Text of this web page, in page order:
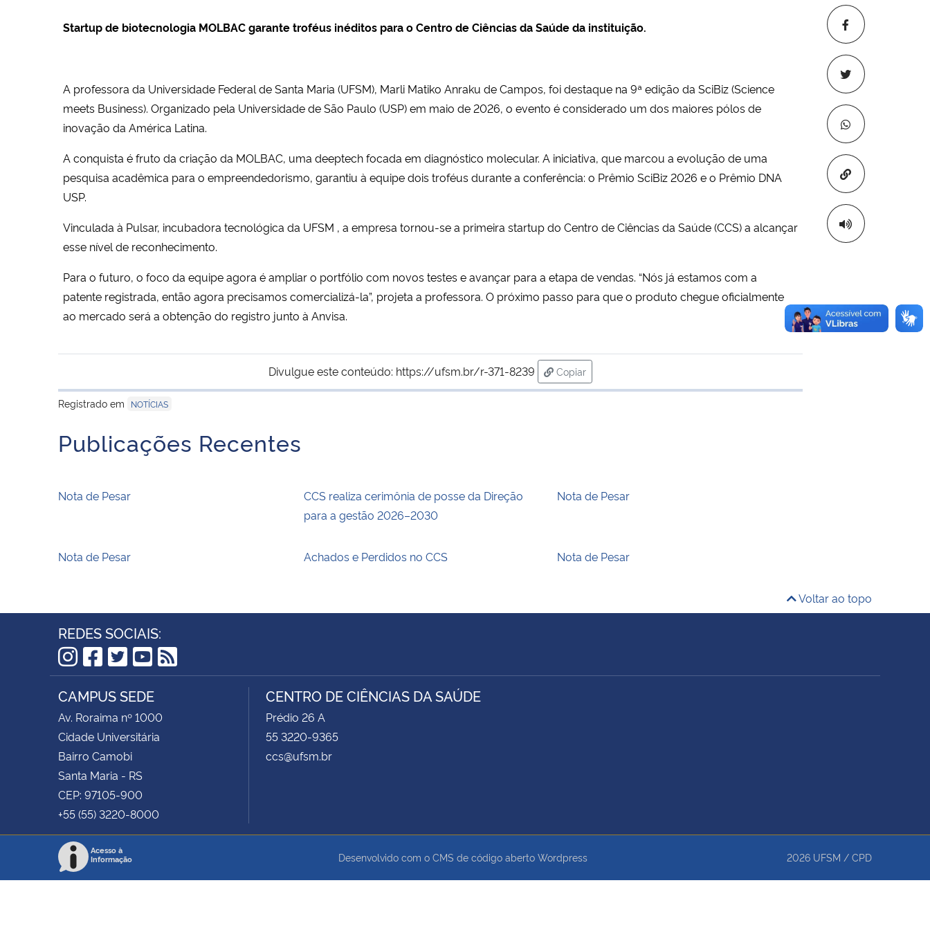
Copiar para
Startup de biotecnologia MOLBAC garante troféus inéditos para o Centro de Ciências da Saúde da instituição.
A professora da Universidade Federal de Santa Maria (UFSM), Marli Matiko Anraku de Campos, foi destaque na 9ª edição da SciBiz (Science
meets Business). Organizado pela Universidade de São Paulo (USP) em maio de 2026, o evento é considerado um dos maiores pólos de
inovação da América Latina.
A conquista é fruto da criação da MOLBAC, uma deeptech focada em diagnóstico molecular. A iniciativa, que marcou a evolução de uma
pesquisa acadêmica para o empreendedorismo, garantiu à equipe dois troféus durante a conferência: o Prêmio SciBiz 2026 e o Prêmio DNA
USP.
Vinculada à Pulsar, incubadora tecnológica da UFSM , a empresa tornou-se a primeira startup do Centro de Ciências da Saúde (CCS) a alcançar
esse nível de reconhecimento.
Para o futuro, o foco da equipe agora é ampliar o portfólio com novos testes e avançar para a etapa de vendas. “Nós já estamos com a
patente registrada, então agora precisamos comercializá-la”, projeta a professora. O próximo passo para que o produto chegue oficialmente
ao mercado será a obtenção do registro junto à Anvisa.
Divulgue este conteúdo: https://ufsm.br/r-371-8239
Copiar
para área de transferência
Registrado em
NOTÍCIAS
Publicações Recentes
Nota de Pesar
CCS realiza cerimônia de posse da Direção
para a gestão 2026–2030
Nota de Pesar
Nota de Pesar Achados e Perdidos no CCS Nota de Pesar
Voltar ao topo
REDES SOCIAIS:
Instagram
Facebook
Twitter
YouTube
RSS
CAMPUS SEDE
Av. Roraima nº 1000
Cidade Universitária
Bairro Camobi
Santa Maria - RS
CEP: 97105-900
+55 (55) 3220-8000
CENTRO DE CIÊNCIAS DA SAÚDE
Prédio 26 A
55 3220-9365
ccs@ufsm.br
Acesso à
Informação
Desenvolvido com o CMS de código aberto Wordpress 2026 UFSM / CPD